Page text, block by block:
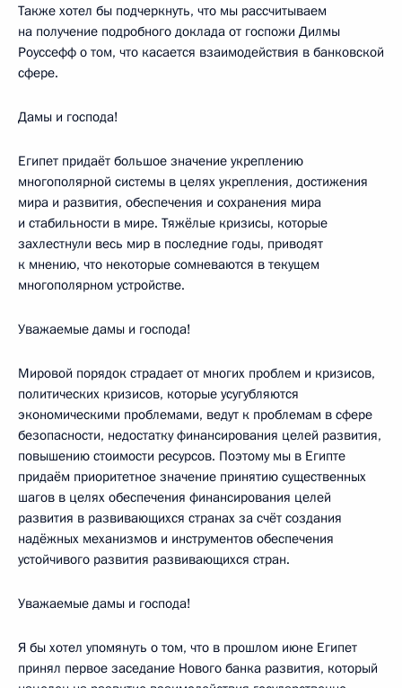
Также хотел бы подчеркнуть, что мы рассчитываем
на получение подробного доклада от госпожи Дилмы
Роуссефф о том, что касается взаимодействия в банковской
сфере.
Дамы и господа!
Египет придаёт большое значение укреплению
многополярной системы в целях укрепления, достижения
мира и развития, обеспечения и сохранения мира
и стабильности в мире. Тяжёлые кризисы, которые
захлестнули весь мир в последние годы, приводят
к мнению, что некоторые сомневаются в текущем
многополярном устройстве.
Уважаемые дамы и господа!
Мировой порядок страдает от многих проблем и кризисов,
политических кризисов, которые усугубляются
экономическими проблемами, ведут к проблемам в сфере
безопасности, недостатку финансирования целей развития,
повышению стоимости ресурсов. Поэтому мы в Египте
придаём приоритетное значение принятию существенных
шагов в целях обеспечения финансирования целей
развития в развивающихся странах за счёт создания
надёжных механизмов и инструментов обеспечения
устойчивого развития развивающихся стран.
Уважаемые дамы и господа!
Я бы хотел упомянуть о том, что в прошлом июне Египет
принял первое заседание Нового банка развития, который